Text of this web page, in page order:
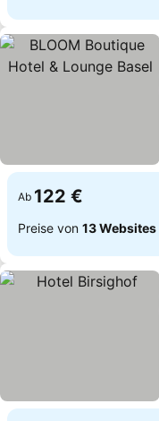
Ab 122 €
Preise von 13 Websites